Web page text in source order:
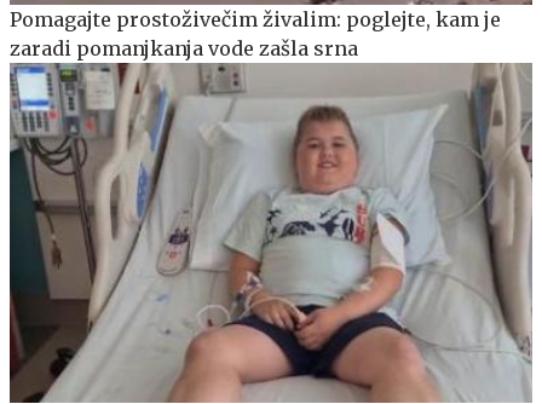
Pomagajte prostoživečim živalim: poglejte, kam je
zaradi pomanjkanja vode zašla srna